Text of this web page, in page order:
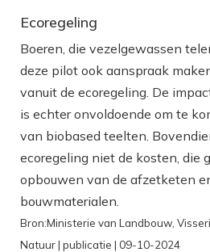
Ecoregeling
Boeren, die vezelgewassen
deze pilot ook aanspraak
vanuit de ecoregeling. De
is echter onvoldoende om te
van biobased teelten.
ecoregeling niet de kosten, die
opbouwen van de afzetketen
bouwmaterialen.
Bron:Ministerie van Landbouw,
Natuur | publicatie | 09-10-2024